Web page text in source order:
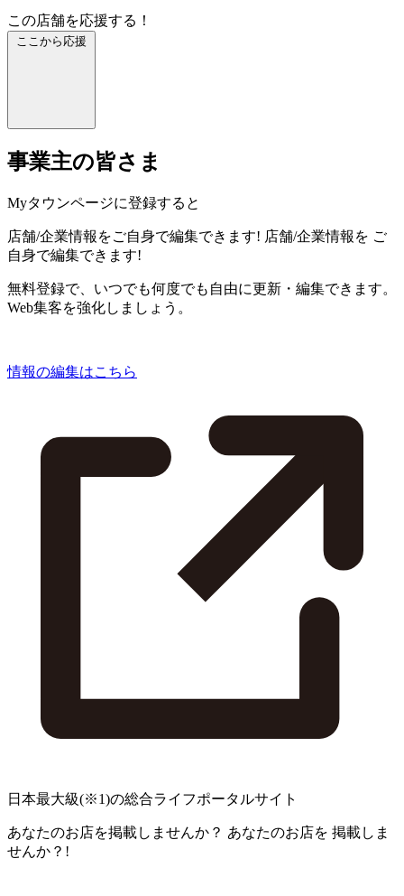
この店舗を応援する！
ここから応援
事業主の皆さま
Myタウンページに登録すると
店舗/企業情報をご自身で編集できます! 店舗/企業情報を ご
自身で編集できます!
無料登録で、いつでも何度でも自由に更新・編集できます。
Web集客を強化しましょう。
情報の編集はこちら
日本最大級(※1)の総合ライフポータルサイト
あなたのお店を掲載しませんか？ あなたのお店を 掲載しま
せんか？!